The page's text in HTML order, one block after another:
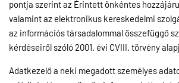
pontja szerint az Érintett önkéntes
valamint az elektronikus kereskedelmi
az információs társadalommal összefüggő
kérdéseiről szóló 2001. évi CVIII. törvény
Adatkezelő a neki megadott személyes